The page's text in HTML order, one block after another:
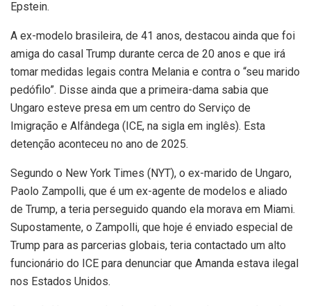
Epstein.
A ex-modelo brasileira, de 41 anos, destacou ainda que foi
amiga do casal Trump durante cerca de 20 anos e que irá
tomar medidas legais contra Melania e contra o “seu marido
pedófilo”. Disse ainda que a primeira-dama sabia que
Ungaro esteve presa em um centro do Serviço de
Imigração e Alfândega (ICE, na sigla em inglês). Esta
detenção aconteceu no ano de 2025.
Segundo o New York Times (NYT), o ex-marido de Ungaro,
Paolo Zampolli, que é um ex-agente de modelos e aliado
de Trump, a teria perseguido quando ela morava em Miami.
Supostamente, o Zampolli, que hoje é enviado especial de
Trump para as parcerias globais, teria contactado um alto
funcionário do ICE para denunciar que Amanda estava ilegal
nos Estados Unidos.